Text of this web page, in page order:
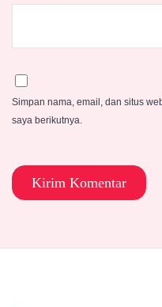
Simpan nama, email, dan situs
saya berikutnya.